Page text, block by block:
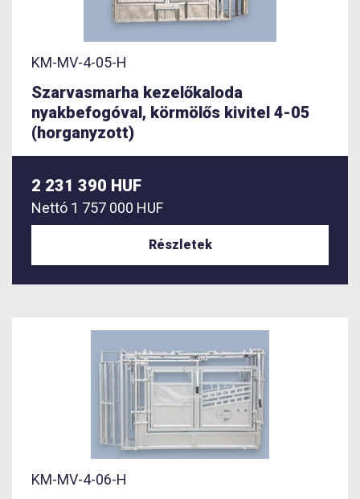
KM-MV-4-05-H
Szarvasmarha kezelőkaloda
nyakbefogóval, körmölős kivitel 4-05
(horganyzott)
2 231 390 HUF
Nettó 1 757 000 HUF
Részletek
KM-MV-4-06-H